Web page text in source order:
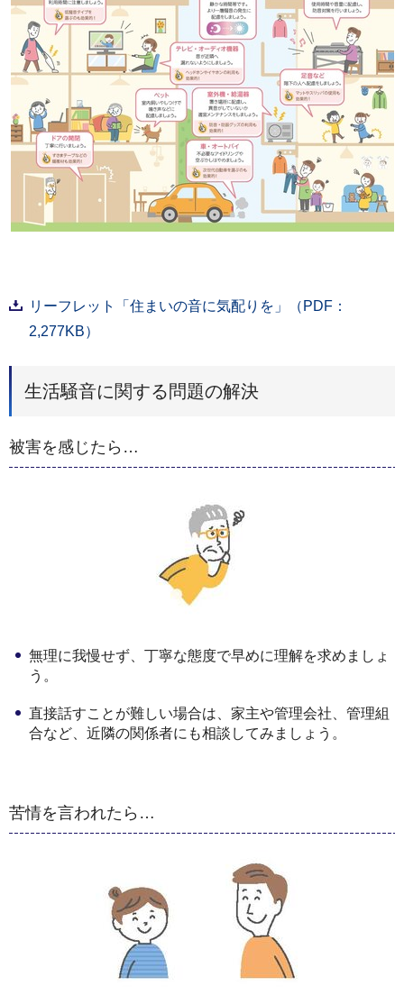
リーフレット「住まいの音に気配りを」（PDF：
2,277KB）
生活騒音に関する問題の解決
被害を感じたら…
無理に我慢せず、丁寧な態度で早めに理解を求めましょ
う。
直接話すことが難しい場合は、家主や管理会社、管理組
合など、近隣の関係者にも相談してみましょう。
苦情を言われたら…